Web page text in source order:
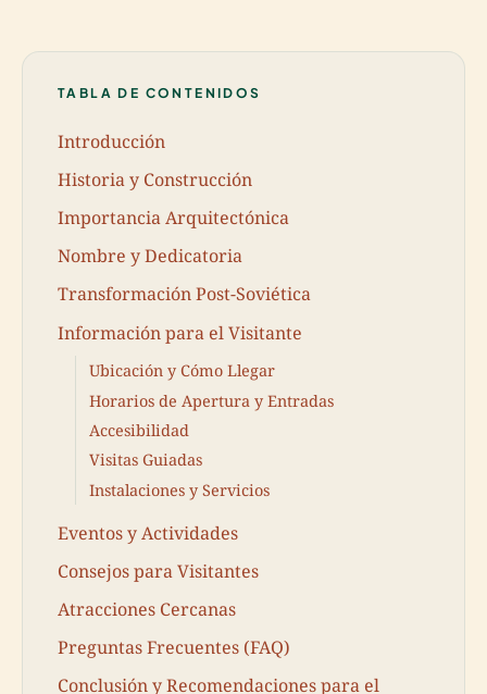
TABLA DE CONTENIDOS
Introducción
Historia y Construcción
Importancia Arquitectónica
Nombre y Dedicatoria
Transformación Post-Soviética
Información para el Visitante
Ubicación y Cómo Llegar
Horarios de Apertura y Entradas
Accesibilidad
Visitas Guiadas
Instalaciones y Servicios
Eventos y Actividades
Consejos para Visitantes
Atracciones Cercanas
Preguntas Frecuentes (FAQ)
Conclusión y Recomendaciones para el